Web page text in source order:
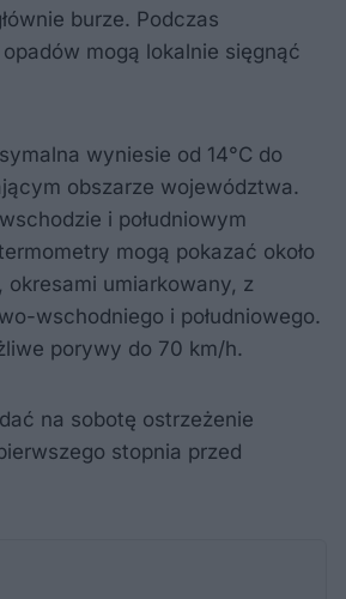
burze. Podczas
mogą lokalnie sięgnąć
wyniesie od 14°C do
obszarze województwa.
i południowym
mogą pokazać około
okresami umiarkowany, z
wschodniego i południowego.
porywy do 70 km/h.
na sobotę ostrzeżenie
stopnia przed